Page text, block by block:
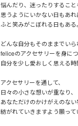
悩んだり、迷ったりすること
思うようにいかない日もあれ
ふと笑みがこぼれる日もある。
どんな自分もそのままでいら
feliceのアクセサリーを身に
自分を少し愛おしく思える時
アクセサリーを通して、
日々の小さな想いが重なり、
あなただけのかけがえのな
紡がれていきますよう願って